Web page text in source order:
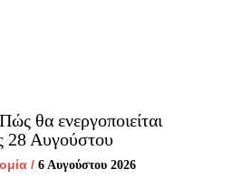
θα ενεργοποιείται
28 Αυγούστου
/ 6 Αυγούστου 2026